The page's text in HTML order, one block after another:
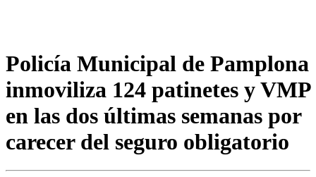
Policía Municipal de Pamplona
inmoviliza 124 patinetes y VMP
en las dos últimas semanas por
carecer del seguro obligatorio